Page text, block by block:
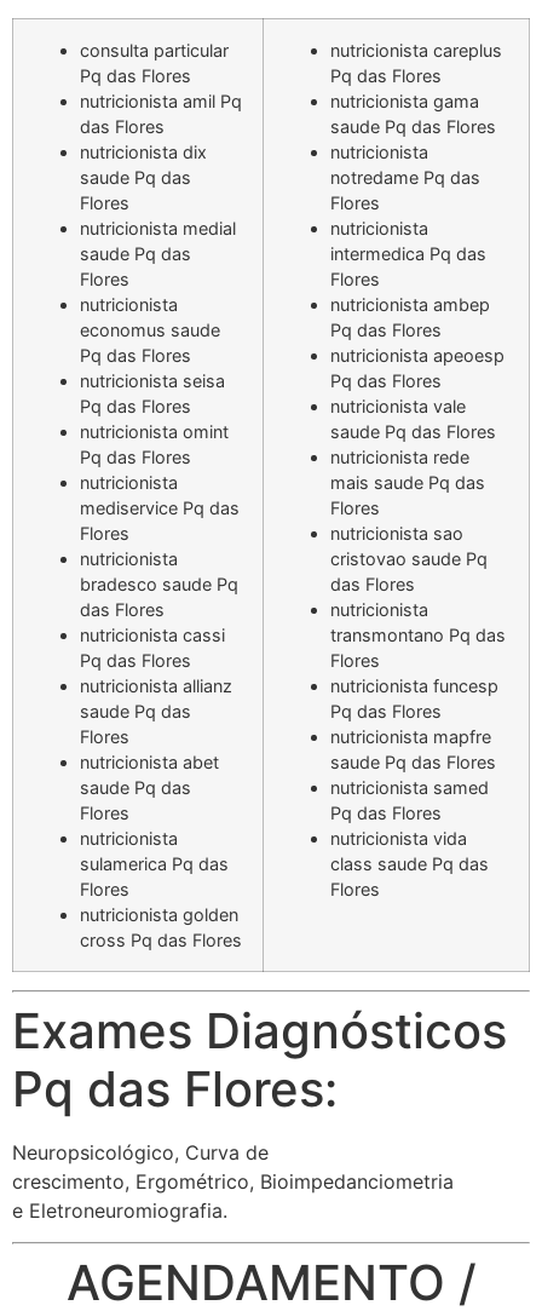
consulta particular
Pq das Flores
nutricionista amil Pq
das Flores
nutricionista dix
saude Pq das
Flores
nutricionista medial
saude Pq das
Flores
nutricionista
economus saude
Pq das Flores
nutricionista seisa
Pq das Flores
nutricionista omint
Pq das Flores
nutricionista
mediservice Pq das
Flores
nutricionista
bradesco saude Pq
das Flores
nutricionista cassi
Pq das Flores
nutricionista allianz
saude Pq das
Flores
nutricionista abet
saude Pq das
Flores
nutricionista
sulamerica Pq das
Flores
nutricionista golden
cross Pq das Flores
nutricionista careplus
Pq das Flores
nutricionista gama
saude Pq das Flores
nutricionista
notredame Pq das
Flores
nutricionista
intermedica Pq das
Flores
nutricionista ambep
Pq das Flores
nutricionista apeoesp
Pq das Flores
nutricionista vale
saude Pq das Flores
nutricionista rede
mais saude Pq das
Flores
nutricionista sao
cristovao saude Pq
das Flores
nutricionista
transmontano Pq das
Flores
nutricionista funcesp
Pq das Flores
nutricionista mapfre
saude Pq das Flores
nutricionista samed
Pq das Flores
nutricionista vida
class saude Pq das
Flores
Exames Diagnósticos
Pq das Flores:
Neuropsicológico, Curva de
crescimento, Ergométrico, Bioimpedanciometria
e Eletroneuromiografia.
AGENDAMENTO /